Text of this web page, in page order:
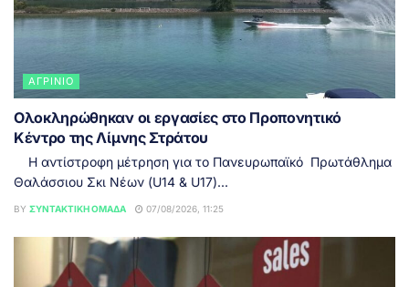
ΑΓΡΊΝΙΟ
Ολοκληρώθηκαν οι εργασίες στο Προπονητικό
Κέντρο της Λίμνης Στράτου
Η αντίστροφη μέτρηση για το Πανευρωπαϊκό Πρωτάθλημα
Θαλάσσιου Σκι Νέων (U14 & U17)...
BY ΣΥΝΤΑΚΤΙΚΉ ΟΜΆΔΑ 07/08/2026, 11:25